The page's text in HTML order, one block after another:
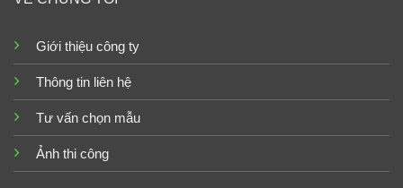
Giới thiệu công ty
Thông tin liên hệ
Tư vấn chọn mẫu
Ảnh thi công